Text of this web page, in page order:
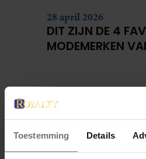
Toestemming Details
28 april 2026
DIT ZIJN DE 4
MODEMERKEN